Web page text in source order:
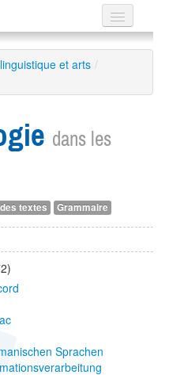
et arts /
dans les
textes Grammaire
Sprachen